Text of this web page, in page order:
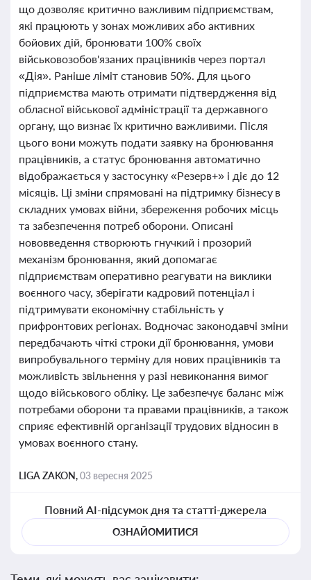
що дозволяє критично важливим підприємствам,
які працюють у зонах можливих або активних
бойових дій, бронювати 100% своїх
військовозобов'язаних працівників через портал
«Дія». Раніше ліміт становив 50%. Для цього
підприємства мають отримати підтвердження від
обласної військової адміністрації та державного
органу, що визнає їх критично важливими. Після
цього вони можуть подати заявку на бронювання
працівників, а статус бронювання автоматично
відображається у застосунку «Резерв+» і діє до 12
місяців. Ці зміни спрямовані на підтримку бізнесу в
складних умовах війни, збереження робочих місць
та забезпечення потреб оборони. Описані
нововведення створюють гнучкий і прозорий
механізм бронювання, який допомагає
підприємствам оперативно реагувати на виклики
воєнного часу, зберігати кадровий потенціал і
підтримувати економічну стабільність у
прифронтових регіонах. Водночас законодавчі зміни
передбачають чіткі строки дії бронювання, умови
випробувального терміну для нових працівників та
можливість звільнення у разі невиконання вимог
щодо військового обліку. Це забезпечує баланс між
потребами оборони та правами працівників, а також
сприяє ефективній організації трудових відносин в
умовах воєнного стану.
LIGA ZAKON,03 вересня 2025
Повний AI-підсумок дня та статті-джерела
ОЗНАЙОМИТИСЯ